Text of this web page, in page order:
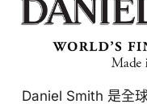
Daniel Smith 是全